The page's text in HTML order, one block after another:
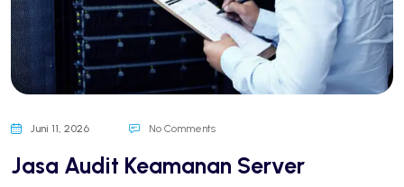
Juni 11, 2026 No Comments
Jasa Audit Keamanan Server